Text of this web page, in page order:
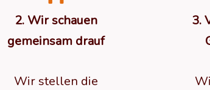
2. Wir schauen
gemeinsam drauf
Wir stellen die
3.